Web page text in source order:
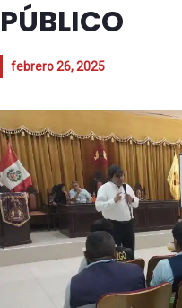
PÚBLICO
febrero 26, 2025